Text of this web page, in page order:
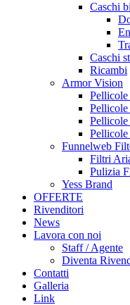
Caschi
Caschi
Ricambi
Armor Vision
Funnelweb
Filtri
Pulizia
Yess Brand
OFFERTE
Rivenditori
News
Lavora con noi
Staff / Agente
Diventa
Contatti
Galleria
Link